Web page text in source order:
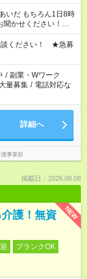
いだ もちろん1日8時
聞かせください！★家
相談ください。 ※
談ください！ ★急募
/ 副業・Wワーク
量募集 / 電話対応な
詳細へ
事業部
掲載日：2026.08.08
NEW
護！無資
ブランクOK